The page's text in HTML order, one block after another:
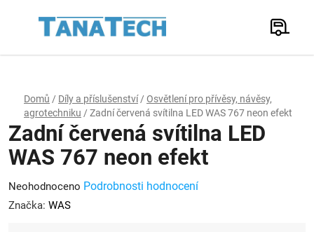
Hledat
Domů / Díly a příslušenství / Osvětlení pro přívěsy, návěsy,
agrotechniku / Zadní červená svítilna LED WAS 767 neon efekt
Zadní červená svítilna LED
WAS 767 neon efekt
Průměrné
hodnocení
Neohodnoceno Podrobnosti hodnocení
Značka: WAS